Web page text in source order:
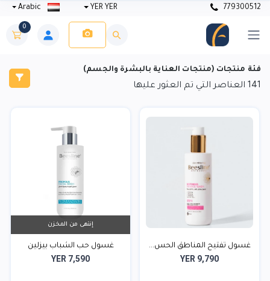
779300512
YER YER
0
فئة منتجات (منتجات العناية بالبشرة والجسم)
141 العناصر التي تم العثور عليها
غسول تفتيح المناطق الحس...
YER 9,790
إنتهى من المخزن
غسول حب الشباب بيزلين
YER 7,590